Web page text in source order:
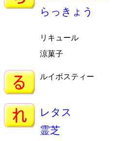
らっきょう
リキュール
涼菓子
ルイボスティー
レタス
霊芝